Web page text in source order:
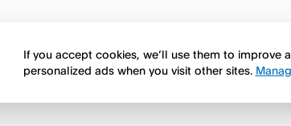
If you accept cookies, we’ll use them to improve
personalized ads when you visit other sites.